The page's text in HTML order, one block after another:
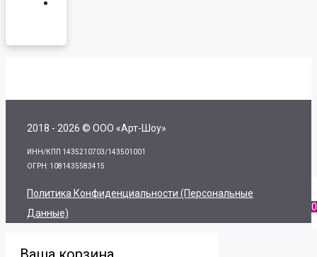
2018 - 2026 © ООО «Арт-Шоу»
ИНН/КПП 1435210703/143501001
ОГРН: 1081435583415
Политика Конфиденциальности (персональные
Данные)
0